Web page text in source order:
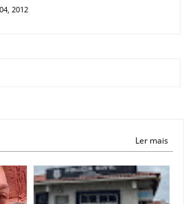
2012
Ler mais